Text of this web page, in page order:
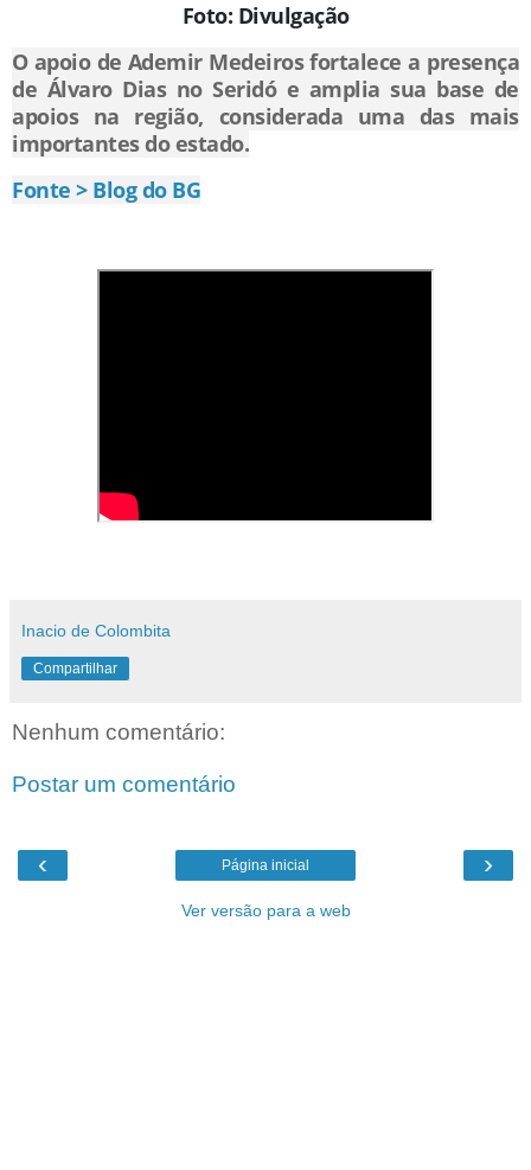
Foto: Divulgação
O apoio de Ademir Medeiros fortalece a presença
de Álvaro Dias no Seridó e amplia sua base de
apoios na região, considerada uma das mais
importantes do estado.
Fonte > Blog do BG
Inacio de Colombita
Compartilhar
Nenhum comentário:
Postar um comentário
‹ ›
Página inicial
Ver versão para a web